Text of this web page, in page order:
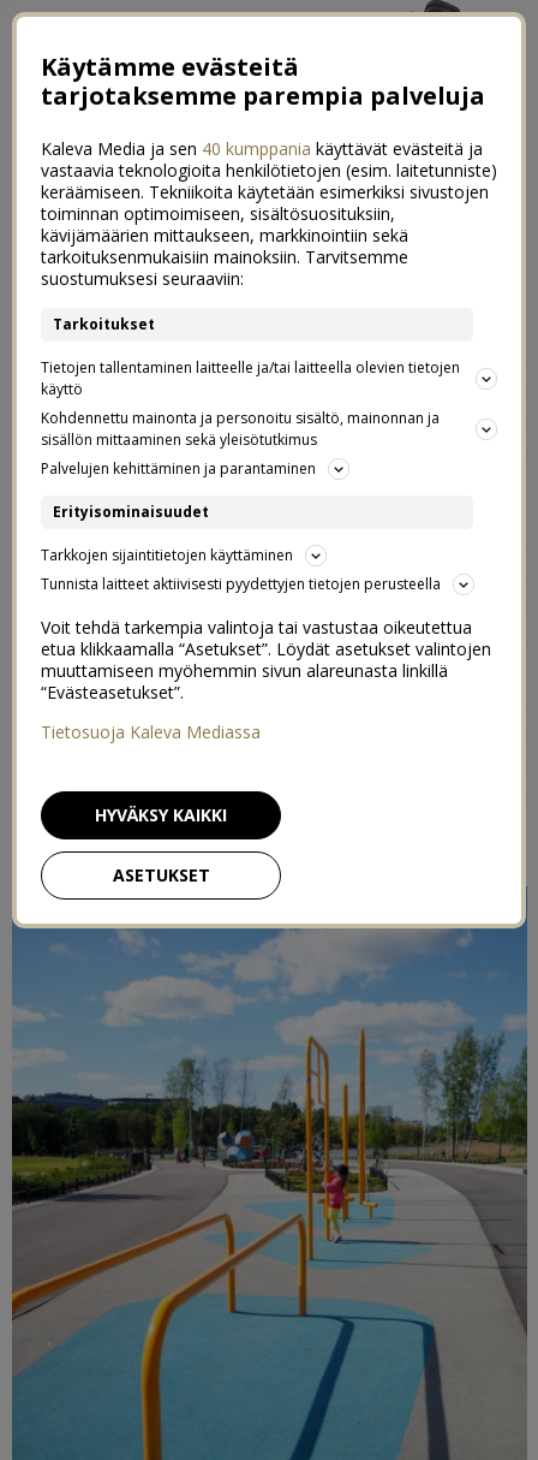
Lauantai kiipeilypuistossa
Meidän lähipiirissä ei tänä vuonna ollut valmistujaisia, ja
niinpä tämä olikin meidän perheelle aivan tavallinen
lauantai. Haluan kuitenkin onnitella ihan superpaljon
kaikkia jotka tänään päättivät peruskoulunsa tai
valmistuivat ammattiin tai ylioppilaaksi. Hieno saavutus!
Me nukuttiin aamulla pitkään koko perhe, ja jatkettiin
eilenkin mainittua siivousprojektia sitten meidän
Nyt on meidän aikuistenkin kaikki vaatteet käyty läpi ja
jaettu neljään kasaan: kierrätykseen, lahjoitettavaksi,
myyntiin ja säästettäväksi. Aika paljon tyhjemmältä
näyttää nyt kaapeissa, mikä on ihana. Paljon helpompi
päälle ei vyöry ensin kolmea hyllyllistä vaatteita, jotka
olivat ”ihan ok ehkä joskus ennen raskautta”.
Käytämme evästeitä
tarjotaksemme parempia palveluja
Kaleva Media ja sen 40 kumppania käyttävät evästeitä ja
vastaavia teknologioita henkilötietojen (esim. laitetunniste)
keräämiseen. Tekniikoita käytetään esimerkiksi sivustojen
toiminnan optimoimiseen, sisältösuosituksiin,
kävijämäärien mittaukseen, markkinointiin sekä
tarkoituksenmukaisiin mainoksiin. Tarvitsemme
suostumuksesi seuraaviin:
Tarkoitukset
Tietojen tallentaminen laitteelle ja/tai laitteella olevien tietojen
käyttö
Kohdennettu mainonta ja personoitu sisältö, mainonnan ja
sisällön mittaaminen sekä yleisötutkimus
Palvelujen kehittäminen ja parantaminen
Erityisominaisuudet
Tarkkojen sijaintitietojen käyttäminen
Tunnista laitteet aktiivisesti pyydettyjen tietojen perusteella
Voit tehdä tarkempia valintoja tai vastustaa oikeutettua
etua klikkaamalla “Asetukset”. Löydät asetukset valintojen
muuttamiseen myöhemmin sivun alareunasta linkillä
“Evästeasetukset”.
Tietosuoja Kaleva Mediassa
ASETUKSET
HYVÄKSY KAIKKI